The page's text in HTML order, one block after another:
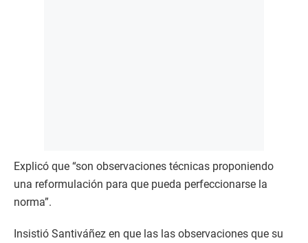
Explicó que “son observaciones técnicas proponiendo
una reformulación para que pueda perfeccionarse la
norma”.
Insistió Santiváñez en que las las observaciones que su